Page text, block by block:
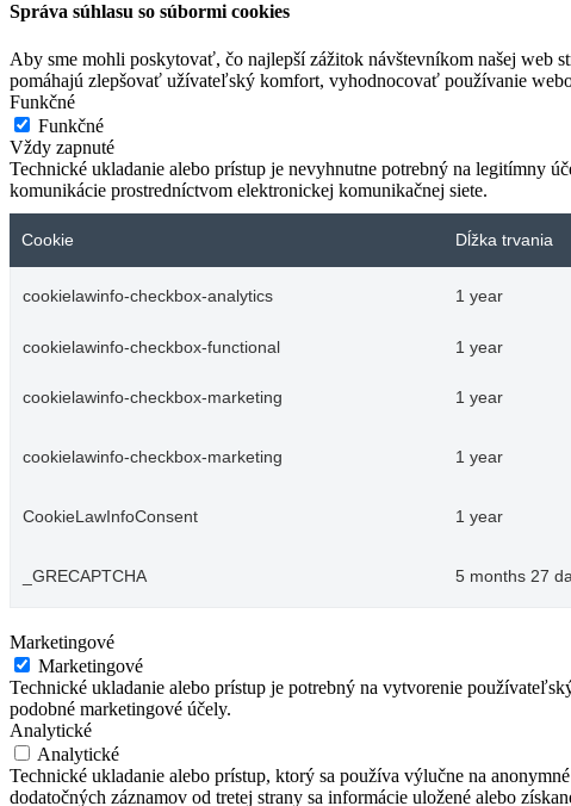
Správa súhlasu so súbormi cookies
Aby sme mohli poskytovať, čo najlepší zážitok návštevníkom našej web
pomáhajú zlepšovať užívateľský komfort, vyhodnocovať používanie
Funkčné
Funkčné
Vždy zapnuté
Technické ukladanie alebo prístup je nevyhnutne potrebný na legitímny
komunikácie prostredníctvom elektronickej komunikačnej siete.
Cookie Dĺžka trvania
cookielawinfo-checkbox-analytics 1 year
cookielawinfo-checkbox-functional 1 year
cookielawinfo-checkbox-marketing 1 year
cookielawinfo-checkbox-marketing 1 year
CookieLawInfoConsent 1 year
_GRECAPTCHA 5 months 27
Marketingové
Marketingové
Technické ukladanie alebo prístup je potrebný na vytvorenie
podobné marketingové účely.
Analytické
Analytické
Technické ukladanie alebo prístup, ktorý sa používa výlučne na
dodatočných záznamov od tretej strany sa informácie uložené alebo